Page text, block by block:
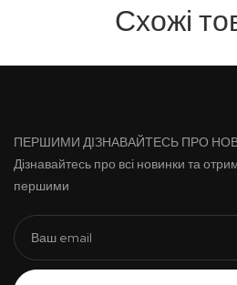
Схожі
ПЕРШИМИ ДІЗНАВАЙТЕСЬ ПРО
Дізнавайтесь про всі новинки та
першими